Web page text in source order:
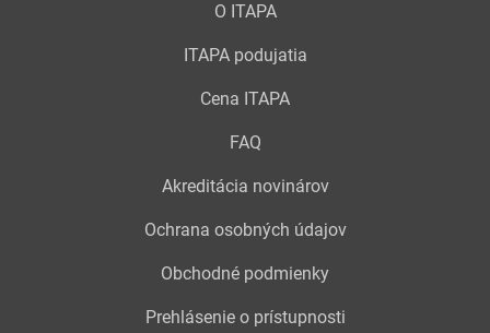
O ITAPA
ITAPA podujatia
Cena ITAPA
FAQ
Akreditácia novinárov
Ochrana osobných údajov
Obchodné podmienky
Prehlásenie o prístupnosti